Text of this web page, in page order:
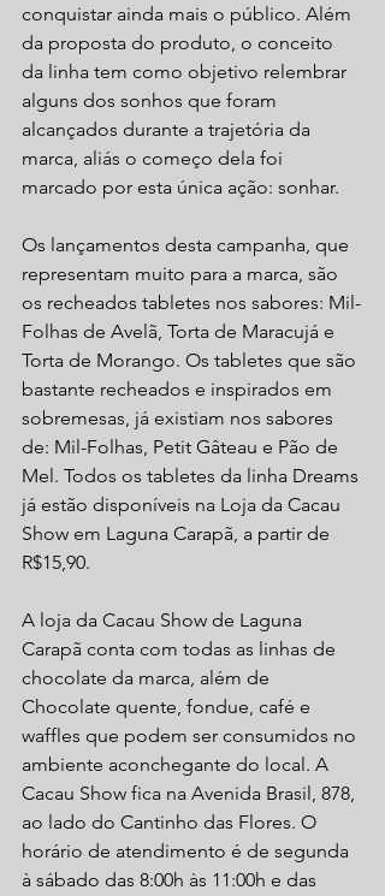
conquistar ainda mais o público. Além
da proposta do produto, o conceito
da linha tem como objetivo relembrar
alguns dos sonhos que foram
alcançados durante a trajetória da
marca, aliás o começo dela foi
marcado por esta única ação: sonhar.
Os lançamentos desta campanha, que
representam muito para a marca, são
os recheados tabletes nos sabores: Mil-
Folhas de Avelã, Torta de Maracujá e
Torta de Morango. Os tabletes que são
bastante recheados e inspirados em
sobremesas, já existiam nos sabores
de: Mil-Folhas, Petit Gâteau e Pão de
Mel. Todos os tabletes da linha Dreams
já estão disponíveis na Loja da Cacau
Show em Laguna Carapã, a partir de
R$15,90.
A loja da Cacau Show de Laguna
Carapã conta com todas as linhas de
chocolate da marca, além de
Chocolate quente, fondue, café e
waffles que podem ser consumidos no
ambiente aconchegante do local. A
Cacau Show fica na Avenida Brasil, 878,
ao lado do Cantinho das Flores. O
horário de atendimento é de segunda
à sábado das 8:00h às 11:00h e das